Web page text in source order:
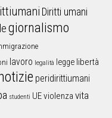
Diritti umani
giornalismo
lavoro legalità legge libertà
peridirittiumani
studenti UEviolenza vita